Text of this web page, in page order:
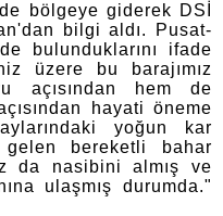
bölgeye giderek DSİ
bilgi aldı. Pusat-
bulunduklarını ifade
üzere bu barajımız
açısından hem de
hayati öneme
yoğun kar
gelen bereketli bahar
da nasibini almış ve
ulaşmış durumda."